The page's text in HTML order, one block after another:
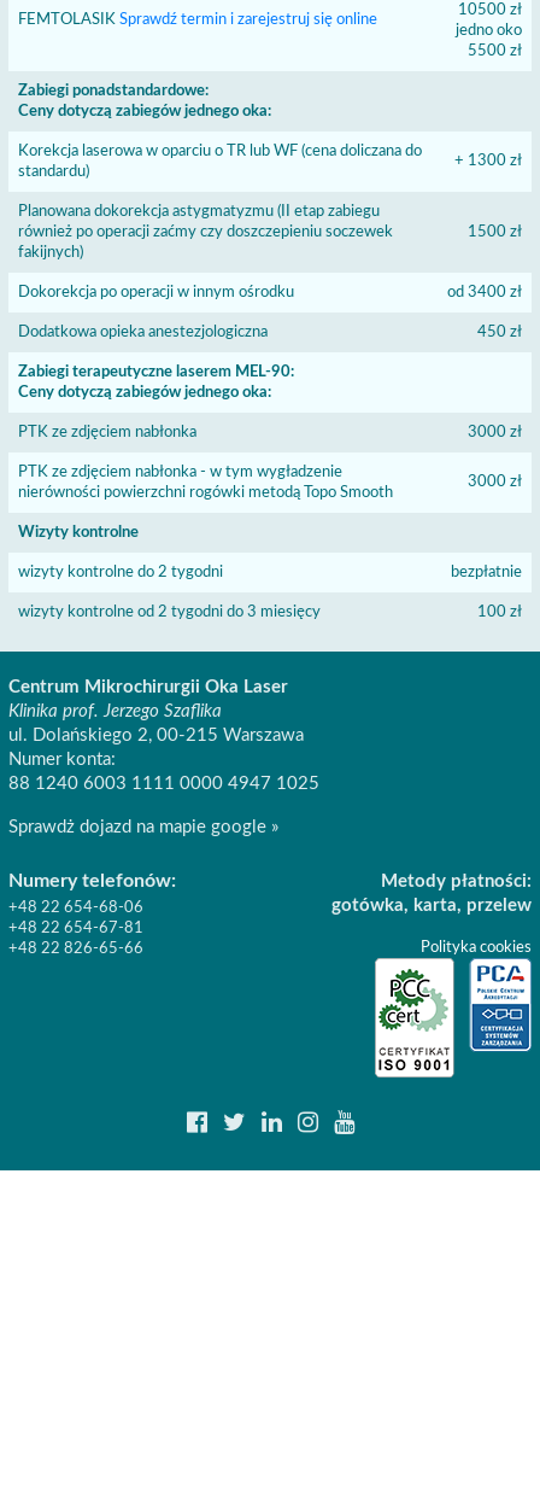
FEMTOLASIK Sprawdź termin i zarejestruj się online
10500 zł
jedno oko
5500 zł
Zabiegi ponadstandardowe:
Ceny dotyczą zabiegów jednego oka:
Korekcja laserowa w oparciu o TR lub WF (cena doliczana do
standardu)
+ 1300 zł
Planowana dokorekcja astygmatyzmu (II etap zabiegu
również po operacji zaćmy czy doszczepieniu soczewek
fakijnych)
1500 zł
Dokorekcja po operacji w innym ośrodku od 3400 zł
Dodatkowa opieka anestezjologiczna 450 zł
Zabiegi terapeutyczne laserem MEL-90:
Ceny dotyczą zabiegów jednego oka:
PTK ze zdjęciem nabłonka 3000 zł
PTK ze zdjęciem nabłonka - w tym wygładzenie
nierówności powierzchni rogówki metodą Topo Smooth
3000 zł
Wizyty kontrolne
wizyty kontrolne do 2 tygodni bezpłatnie
wizyty kontrolne od 2 tygodni do 3 miesięcy 100 zł
Centrum Mikrochirurgii Oka Laser
Klinika prof. Jerzego Szaflika
ul. Dolańskiego 2, 00-215 Warszawa
Numer konta:
88 1240 6003 1111 0000 4947 1025
Sprawdż dojazd na mapie google »
Numery telefonów:
+48 22 654-68-06
+48 22 654-67-81
+48 22 826-65-66
Metody płatności:
gotówka, karta, przelew
Polityka cookies